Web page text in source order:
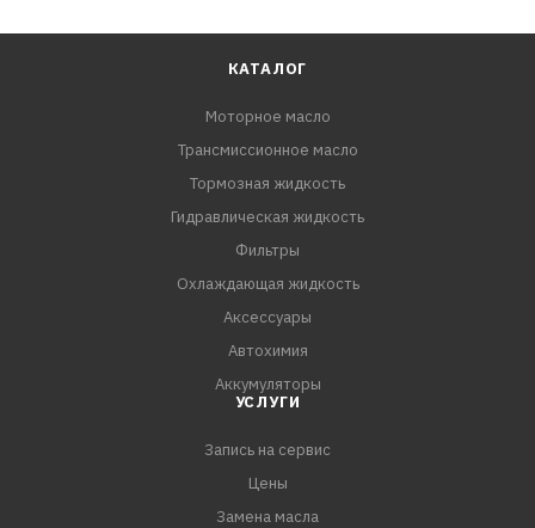
КАТАЛОГ
Моторное масло
Трансмиссионное масло
Тормозная жидкость
Гидравлическая жидкость
Фильтры
Охлаждающая жидкость
Аксессуары
Автохимия
Аккумуляторы
УСЛУГИ
Запись на сервис
Цены
Замена масла